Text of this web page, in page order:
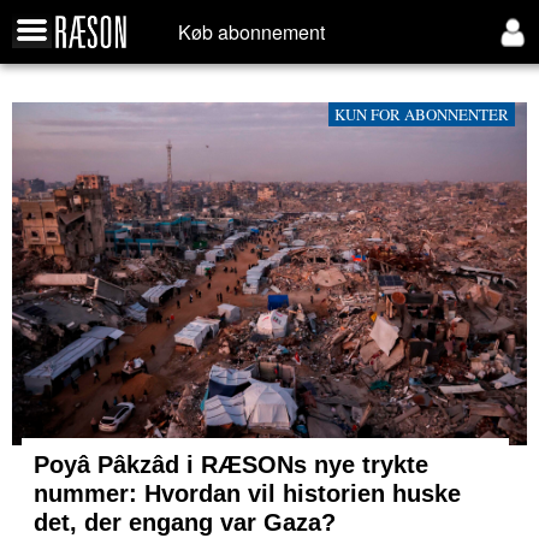
Køb abonnement
KUN FOR ABONNENTER
Poyâ Pâkzâd i RÆSONs nye trykte
nummer: Hvordan vil historien huske
det, der engang var Gaza?